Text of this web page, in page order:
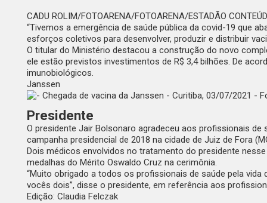
CADU ROLIM/FOTOARENA/FOTOARENA/ESTADÃO
“Tivemos a emergência de saúde pública da covid-19 que
esforços coletivos para desenvolver, produzir e distribuir
O titular do Ministério destacou a construção do novo
ele estão previstos investimentos de R$ 3,4 bilhões. De
imunobiológicos.
Janssen
Presidente
O presidente Jair Bolsonaro agradeceu aos profissionais
campanha presidencial de 2018 na cidade de Juiz de Fora
Dois médicos envolvidos no tratamento do presidente
medalhas do Mérito Oswaldo Cruz na cerimônia.
“Muito obrigado a todos os profissionais de saúde pela
vocês dois”, disse o presidente, em referência aos
Edição: Claudia Felczak